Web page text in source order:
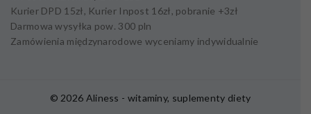
Kurier DPD 15zł, Kurier Inpost 16zł, pobranie +3zł
Darmowa wysyłka pow.300 pln
Zamówienia międzynarodowe wyceniamy indywidualnie
© 2026 Aliness - witaminy, suplementy diety